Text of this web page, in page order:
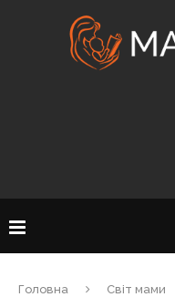
Головна Світ мами